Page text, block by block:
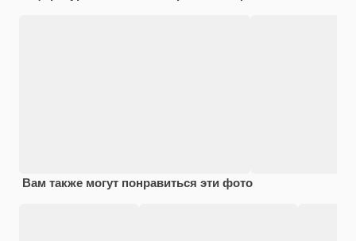
Вам также могут понравиться эти фото